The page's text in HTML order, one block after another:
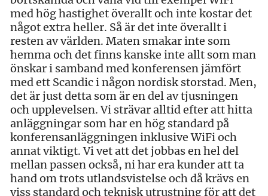
med hög hastighet överallt och inte kostar det
något extra heller. Så är det inte överallt i
resten av världen. Maten smakar inte som
hemma och det finns kanske inte allt som man
önskar i samband med konferensen jämfört
med ett Scandic i någon nordisk storstad. Men,
det är just detta som är en del av tjusningen
och upplevelsen. Vi strävar alltid efter att hitta
anläggningar som har en hög standard på
konferensanläggningen inklusive WiFi och
annat viktigt. Vi vet att det jobbas en hel del
mellan passen också, ni har era kunder att ta
hand om trots utlandsvistelse och då krävs en
viss standard och teknisk utrustning för att det